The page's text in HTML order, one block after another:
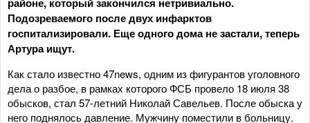
Подозреваемого после двух инфарктов
госпитализировали. Еще одного дома не застали, теперь
Артура ищут.
Как стало известно 47news, одним из фигурантов уголовного
дела о разбое, в рамках которого ФСБ провело 18 июля 38
обысков, стал 57-летний Николай Савельев. После обыска у
него поднялось давление. Мужчину поместили в больницу.